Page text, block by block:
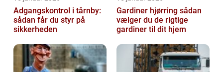
Adgangskontrol i tårnby:
sådan får du styr på
sikkerheden
Gardiner hjørring sådan
vælger du de rigtige
gardiner til dit hjem